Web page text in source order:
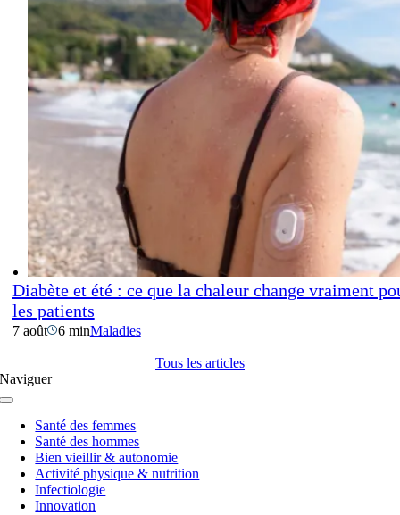
Diabète et été : ce que la chaleur change vraiment
les patients
7 août 6 minMaladies
Tous les articles
Naviguer
Navigation
basculeSanté des femmes
Santé des hommes
Bien vieillir & autonomie
Activité physique & nutrition
Infectiologie
Innovation